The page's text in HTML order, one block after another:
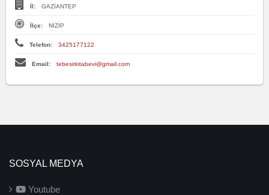
İl: GAZİANTEP
İlçe: NİZİP
Telefon: 3425177122
Email: tebesirkitabevi@gmail.com
SOSYAL MEDYA
Youtube